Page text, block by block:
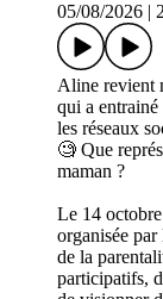
05/08/2026
Aline revient
qui a entrainé
les réseaux
🧐 Que
maman ?
Le 14
organisée
de la
participatifs,